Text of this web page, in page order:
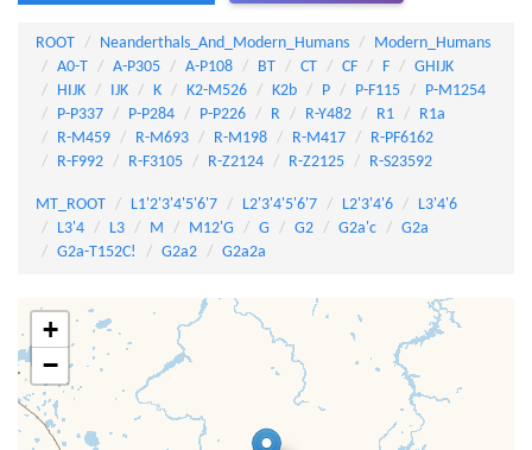
ROOT Neanderthals_And_Modern_Humans
Modern_Humans
A0-T
A-P305 A-P108 BT CT CF F
GHIJK
HIJK
IJK K K2-M526 K2b P P-F115
P-M1254
P-P337
P-P284 P-P226 R R-Y482 R1
R1a
R-M459
R-M693 R-M198 R-M417
R-PF6162
R-F992
R-F3105 R-Z2124 R-Z2125 R-S23592
MT_ROOT L1'2'3'4'5'6'7 L2'3'4'5'6'7 L2'3'4'6
L3'4'6
L3'4
L3 M M12'G G G2 G2a'c
G2a
G2a-T152C!
G2a2 G2a2a
+
−